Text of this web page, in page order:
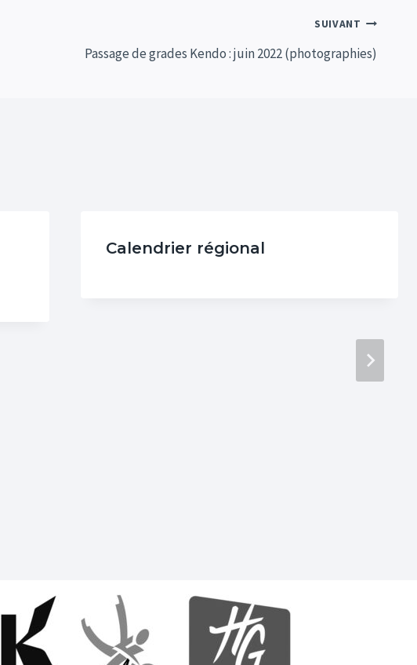
SUIVANT
Passage de grades Kendo : juin 2022 (photographies)
Calendrier régional